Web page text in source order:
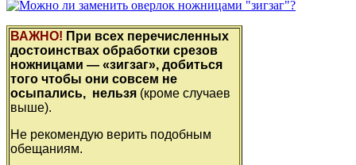
ВАЖНО! При всех перечисленных
достоинствах обработки срезов
ножницами — «зигзаг», добиться
того чтобы они совсем не
осыпались, нельзя (кроме случаев
выше).
Не рекомендую верить подобным
обещаниям.